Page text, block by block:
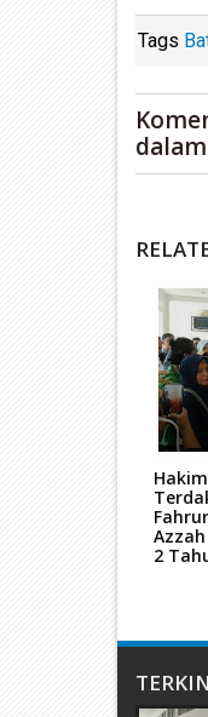
Tags
2